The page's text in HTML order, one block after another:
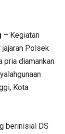
– Kegiatan
Polsek
pria diamankan
Kota
berinisial DS